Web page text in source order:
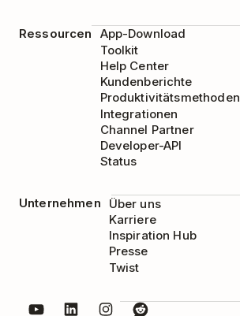
Ressourcen
App-Download
Toolkit
Help Center
Kundenberichte
Produktivitätsmethoden
Integrationen
Channel Partner
Developer-API
Status
Unternehmen
Über uns
Karriere
Inspiration Hub
Presse
Twist